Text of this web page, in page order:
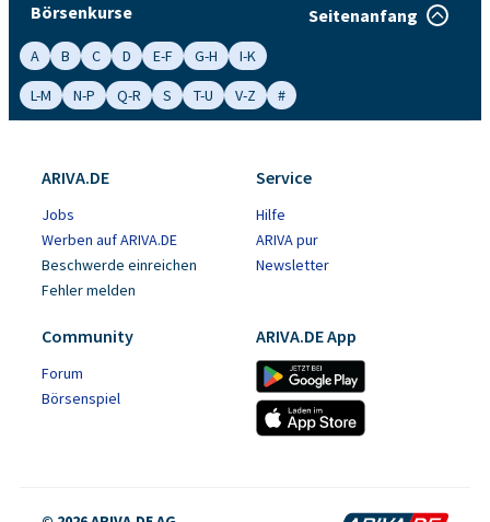
Börsenkurse Seitenanfang
A B C D E-F G-H
I-K
L-M
N-P Q-R S T-U V-Z #
ARIVA.DE
Jobs
Werben auf ARIVA.DE
Beschwerde einreichen
Fehler melden
Service
Hilfe
ARIVA pur
Newsletter
Community
Forum
Börsenspiel
ARIVA.DE App